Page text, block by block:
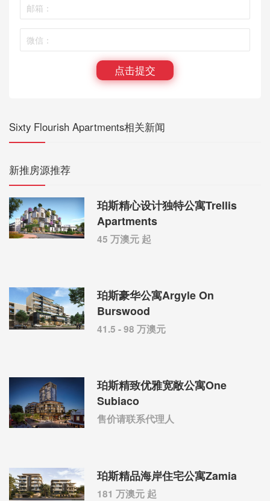
点击提交
Sixty Flourish Apartments相关新闻
新推房源推荐
珀斯精心设计独特公寓Trellis
Apartments
45 万澳元 起
珀斯豪华公寓Argyle On
Burswood
41.5 - 98 万澳元
珀斯精致优雅宽敞公寓One
Subiaco
售价请联系代理人
珀斯精品海岸住宅公寓Zamia
181 万澳元 起